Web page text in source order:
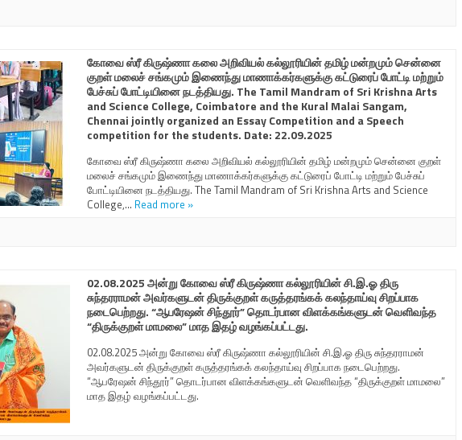
கோவை ஸ்ரீ கிருஷ்ணா கலை அறிவியல் கல்லூரியின் தமிழ் மன்றமும் சென்னை
குறள் மலைச் சங்கமும் இணைந்து மாணாக்கர்களுக்கு கட்டுரைப் போட்டி மற்றும்
பேச்சுப் போட்டியினை நடத்தியது. The Tamil Mandram of Sri Krishna Arts
and Science College, Coimbatore and the Kural Malai Sangam,
Chennai jointly organized an Essay Competition and a Speech
competition for the students. Date: 22.09.2025
கோவை ஸ்ரீ கிருஷ்ணா கலை அறிவியல் கல்லூரியின் தமிழ் மன்றமும் சென்னை குறள்
மலைச் சங்கமும் இணைந்து மாணாக்கர்களுக்கு கட்டுரைப் போட்டி மற்றும் பேச்சுப்
போட்டியினை நடத்தியது. The Tamil Mandram of Sri Krishna Arts and Science
College,… Read more »
02.08.2025 அன்று கோவை ஸ்ரீ கிருஷ்ணா கல்லூரியின் சி.இ.ஓ திரு
சுந்தரராமன் அவர்களுடன் திருக்குறள் கருத்தரங்கக் கலந்தாய்வு சிறப்பாக
நடைபெற்றது. “ஆபரேஷன் சிந்தூர்” தொடர்பான விளக்கங்களுடன் வெளிவந்த
“திருக்குறள் மாமலை” மாத இதழ் வழங்கப்பட்டது.
02.08.2025 அன்று கோவை ஸ்ரீ கிருஷ்ணா கல்லூரியின் சி.இ.ஓ திரு சுந்தரராமன்
அவர்களுடன் திருக்குறள் கருத்தரங்கக் கலந்தாய்வு சிறப்பாக நடைபெற்றது.
“ஆபரேஷன் சிந்தூர்” தொடர்பான விளக்கங்களுடன் வெளிவந்த “திருக்குறள் மாமலை”
மாத இதழ் வழங்கப்பட்டது.